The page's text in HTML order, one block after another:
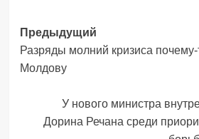
Навигация
записи
Предыдущий
Разряды молний кризиса почему-
Молдову
У нового министра
Дорина Речана среди